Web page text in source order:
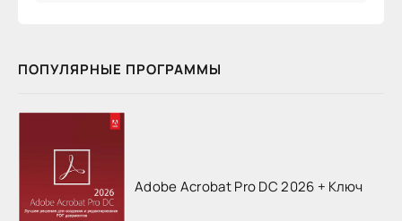
ПОПУЛЯРНЫЕ ПРОГРАММЫ
Adobe Acrobat Pro DC 2026 + Ключ